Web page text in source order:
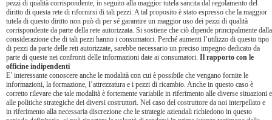
pezzi di qualità corrispondente, in seguito alla maggior tutela sancita dal regolamento del
diritto di questa rete di rifornirsi di tali pezzi. A tal proposito è stato espresso che la maggior
tutela di questo diritto non può di per sé garantire un maggior uso dei pezzi di qualità
corrispondente da parte della rete autorizzata. Si sostiene che ciò dipende principalmente dalla
considerazione che di tali pezzi hanno i consumatori. Perché aumenti l’utilizzo di questo tipo
di pezzi da parte delle reti autorizzate, sarebbe necessario un preciso impegno dedicato da
parte di queste nei confronti delle informazioni date ai consumatori. Il rapporto con le
officine indipendenti
E’ interessante conoscere anche le modalità con cui è possibile che vengano fornite le
informazioni, la formazione, l’attrezzatura e i pezzi di ricambio. Anche in questo caso è
corretto rilevare che tale modalità è fortemente variabile in riferimento alle diverse situazioni e
alle politiche strategiche dei diversi costruttori. Nel caso del costruttore da noi interpellato e
in riferimento alla necessaria discrezione che le strategie aziendali richiedono in questo